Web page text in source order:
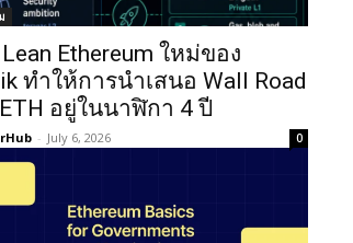
Ethereum ใหม่ของ
ทำให้การนำเสนอ Wall Road
อยู่ในนาฬิกา 4 ปี
- July 6, 2026 0